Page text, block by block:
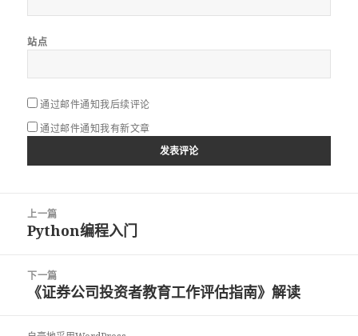
站点
通过邮件通知我后续评论
通过邮件通知我有新文章
上一篇
上
文
章：
Python编程入门
下一篇
下
文
《证券公司投资者教育工作评估指南》解读